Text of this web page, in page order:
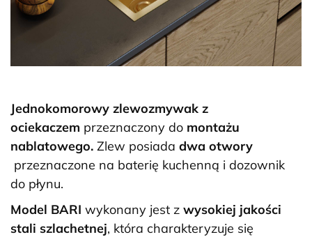
Jednokomorowy zlewozmywak z
ociekaczem przeznaczony do montażu
nablatowego. Zlew posiada dwa otwory
przeznaczone na baterię kuchenną i dozownik
do płynu.
Model BARI wykonany jest z wysokiej jakości
stali szlachetnej, która charakteryzuje się